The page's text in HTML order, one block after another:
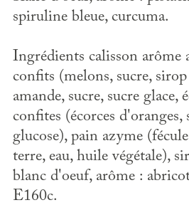
spiruline bleue, curcuma.
Ingrédients calisson
confits (melons, sucre,
amande, sucre, sucre glace,
confites (écorces
glucose), pain azyme
terre, eau, huile végétale),
blanc d'oeuf, arôme :
E160c.